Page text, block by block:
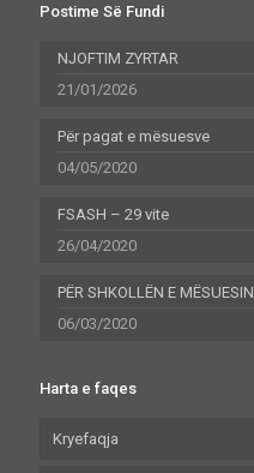
Postime Së Fundi
NJOFTIM ZYRTAR
21/01/2026
Për pagat e mësuesve
04/05/2020
FSASH – 29 vite
26/04/2020
PËR SHKOLLËN E MËSUESIN
06/03/2020
Harta e faqes
Kryefaqja